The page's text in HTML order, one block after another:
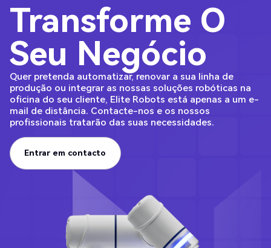
Transforme O
Seu Negócio
Quer pretenda automatizar, renovar a sua linha de
produção ou integrar as nossas soluções robóticas na
oficina do seu cliente, Elite Robots está apenas a um e-
mail de distância. Contacte-nos e os nossos
profissionais tratarão das suas necessidades.
Entrar em contacto
Entrar em contacto